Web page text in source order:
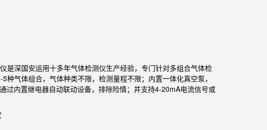
深国安运用十多年气体检测仪生产经验，专门针对多组合气体检
气体组合，气体种类不限，检测量程不限；内置一体化真空泵，
内置继电器自动联动设备，排除险情；并支持4-20mA电流信号或